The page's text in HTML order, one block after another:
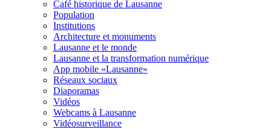
Café historique de Lausanne
Population
Institutions
Architecture et monuments
Lausanne et le monde
Lausanne et la transformation numérique
App mobile «Lausanne»
Réseaux sociaux
Diaporamas
Vidéos
Webcams à Lausanne
Vidéosurveillance